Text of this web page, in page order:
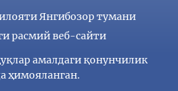
Янгибозор тумани
расмий веб-сайти
амалдаги қонунчилик
ҳимояланган.